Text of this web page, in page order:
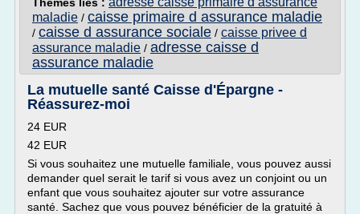
maladie / caisse primaire d assurance maladie
/ caisse d assurance sociale / caisse privee d
assurance maladie / adresse caisse d
assurance maladie
La mutuelle santé Caisse d'Épargne -
Réassurez-moi
24 EUR
42 EUR
Si vous souhaitez une mutuelle familiale, vous pouvez aussi
demander quel serait le tarif si vous avez un conjoint ou un
enfant que vous souhaitez ajouter sur votre assurance
santé. Sachez que vous pouvez bénéficier de la gratuité à